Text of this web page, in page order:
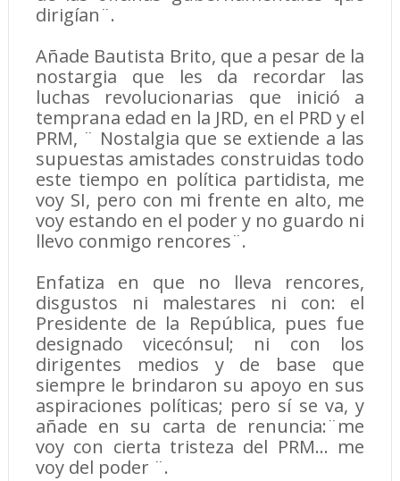
dirigían¨.
Añade Bautista Brito, que a pesar de la
nostargia que les da recordar las
luchas revolucionarias que inició a
temprana edad en la JRD, en el PRD y el
PRM, ¨ Nostalgia que se extiende a las
supuestas amistades construidas todo
este tiempo en política partidista, me
voy SI, pero con mi frente en alto, me
voy estando en el poder y no guardo ni
llevo conmigo rencores¨.
Enfatiza en que no lleva rencores,
disgustos ni malestares ni con: el
Presidente de la República, pues fue
designado vicecónsul; ni con los
dirigentes medios y de base que
siempre le brindaron su apoyo en sus
aspiraciones políticas; pero sí se va, y
añade en su carta de renuncia:¨me
voy con cierta tristeza del PRM... me
voy del poder ¨.